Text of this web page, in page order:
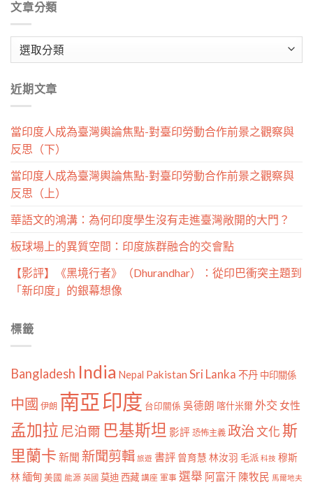
文章分類
章
類
近期文章
當印度人成為臺灣輿論焦點-對臺印勞動合作前景之觀察與
反思（下）
當印度人成為臺灣輿論焦點-對臺印勞動合作前景之觀察與
反思（上）
華語文的鴻溝：為何印度學生沒有走進臺灣敞開的大門？
板球場上的異質空間：印度族群融合的交會點
【影評】《黑境行者》（Dhurandhar）：從印巴衝突主題到
「新印度」的銀幕想像
標籤
Bangladesh India Nepal Pakistan Sri Lanka 不丹 中印關係
中國 伊朗 南亞印度 台印關係 吳德朗 喀什米爾外交 女性
孟加拉 尼泊爾 巴基斯坦 影評 恐怖主義 政治文化斯
里蘭卡 新聞 新聞剪輯 旅遊 書評 曾育慧 林汝羽 毛派 科技 穆斯
林 緬甸 美國 能源 英國 莫迪 西藏 講座 軍事 選舉 阿富汗 陳牧民 馬爾地夫